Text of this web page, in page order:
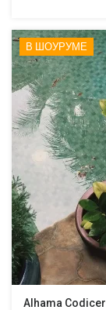
В ШОУРУМЕ
Alhama Codicer